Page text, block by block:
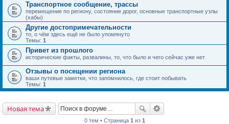
Транспортное сообщение, трассы
перемещение по региону, состояние дорог, основные транспортные узлы
(хабы)
Другие достопримечательности
то, о чём здесь ещё не было упомянуто
Темы: 1
Привет из прошлого
исторические факты, развалины, то, что было и чего сейчас уже нет
Отзывы о посещении региона
ваши путевые заметки, что запомнилось, где стоит побывать
Темы: 1
Новая тема
0 тем • Страница 1 из 1